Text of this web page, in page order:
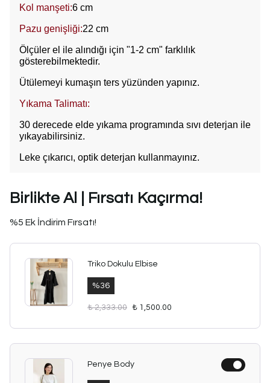
Kol manşeti:6 cm
Pazu genişliği:22 cm
Ölçüler el ile alındığı için "1-2 cm" farklılık
gösterebilmektedir.
Ütülemeyi kumaşın ters yüzünden yapınız.
Yıkama Talimatı:
30 derecede elde yıkama programında sıvı deterjan ile
yıkayabilirsiniz.
Leke çıkarıcı, optik deterjan kullanmayınız.
Birlikte Al | Fırsatı Kaçırma!
%5 Ek İndirim Fırsatı!
Triko Dokulu Elbise
%36
₺ 2,333.00 ₺ 1,500.00
Penye Body